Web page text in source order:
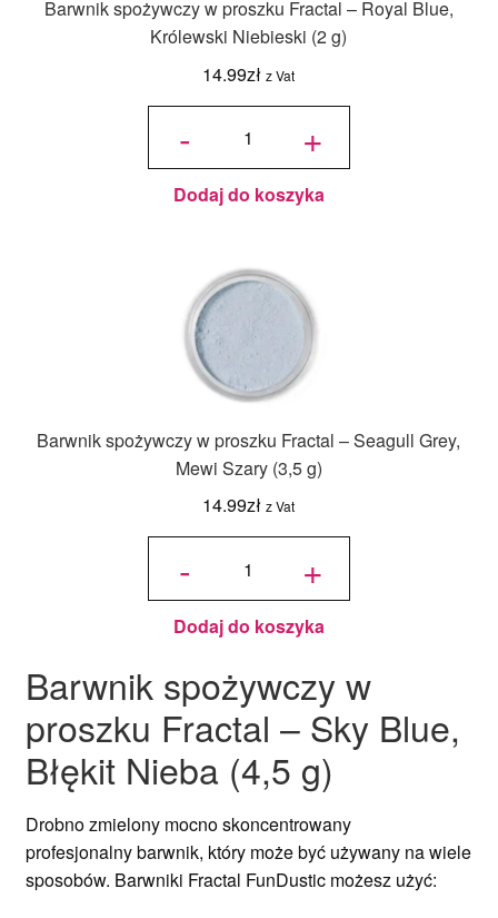
Barwnik spożywczy w proszku Fractal – Royal Blue,
Królewski Niebieski (2 g)
14.99zł z Vat
-
ilość
w proszku
Fractal -
Blue,
Królewski
(2 g)
+
Dodaj do koszyka
Barwnik spożywczy w proszku Fractal – Seagull Grey,
Mewi Szary (3,5 g)
14.99zł z Vat
-
ilość
w proszku
Fractal -
Seagull
Grey,
Mewi
g)
+
Dodaj do koszyka
Barwnik spożywczy w
proszku Fractal – Sky Blue,
Błękit Nieba (4,5 g)
Drobno zmielony mocno skoncentrowany
profesjonalnybarwnik, który może być używany na wiele
sposobów. Barwniki Fractal FunDustic możesz użyć: